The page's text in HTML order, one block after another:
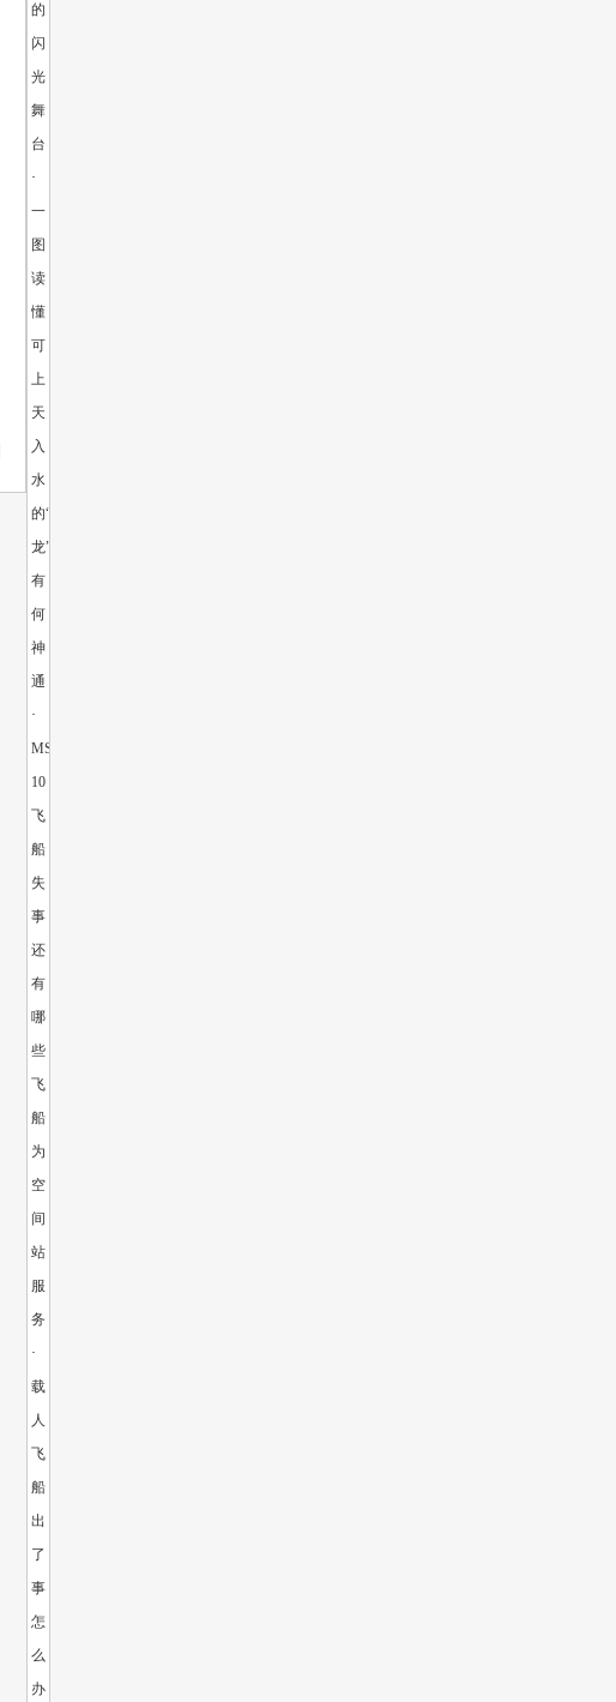
的
闪
光
舞
台
·
一
图
读
懂
可
上
天
入
水
的“鲲
龙”AG600
有
何
神
通
·
MS-
10
飞
船
失
事
还
有
哪
些
飞
船
为
空
间
站
服
务？
·
载
人
飞
船
出
了
事
怎
么
办？